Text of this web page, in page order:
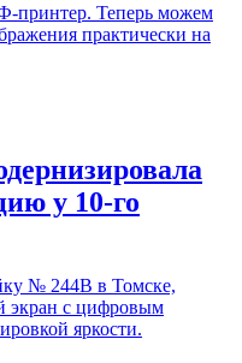
принтер. Теперь можем
практически на
у 10-го
№ 244B в Томске,
экран с цифровым
яркости.